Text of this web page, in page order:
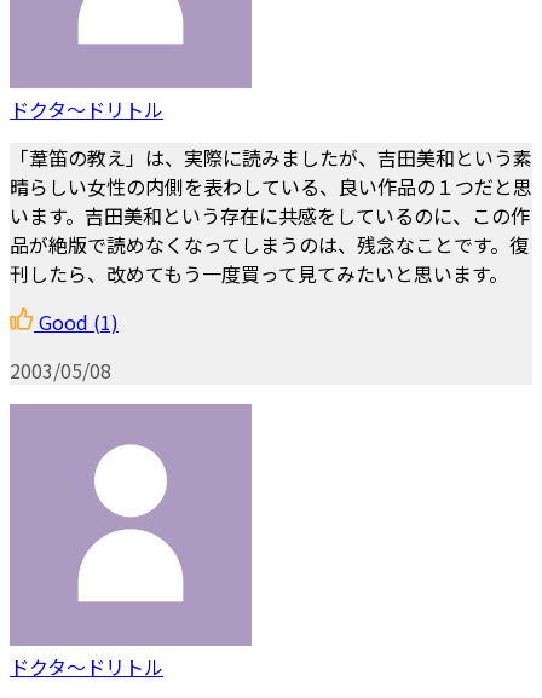
ドクタ～ドリトル
「葦笛の教え」は、実際に読みましたが、吉田美和という素
晴らしい女性の内側を表わしている、良い作品の１つだと思
います。吉田美和という存在に共感をしているのに、この作
品が絶版で読めなくなってしまうのは、残念なことです。復
刊したら、改めてもう一度買って見てみたいと思います。
Good (1)
2003/05/08
ドクタ～ドリトル